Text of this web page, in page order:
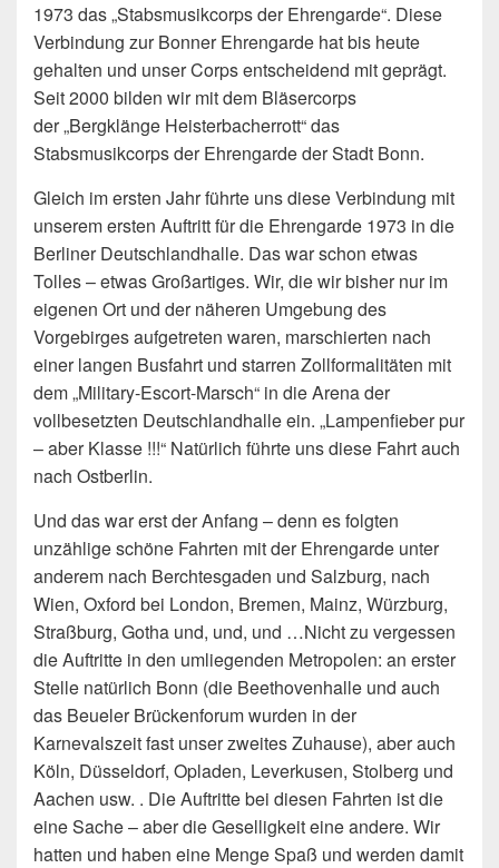
1973 das „Stabsmusikcorps der Ehrengarde“. Diese
Verbindung zur Bonner Ehrengarde hat bis heute
gehalten und unser Corps entscheidend mit geprägt.
Seit 2000 bilden wir mit dem Bläsercorps
der „Bergklänge Heisterbacherrott“ das
Stabsmusikcorps der Ehrengarde der Stadt Bonn.
Gleich im ersten Jahr führte uns diese Verbindung mit
unserem ersten Auftritt für die Ehrengarde 1973 in die
Berliner Deutschlandhalle. Das war schon etwas
Tolles – etwas Großartiges. Wir, die wir bisher nur im
eigenen Ort und der näheren Umgebung des
Vorgebirges aufgetreten waren, marschierten nach
einer langen Busfahrt und starren Zollformalitäten mit
dem „Military-Escort-Marsch“ in die Arena der
vollbesetzten Deutschlandhalle ein. „Lampenfieber pur
– aber Klasse !!!“ Natürlich führte uns diese Fahrt auch
nach Ostberlin.
Und das war erst der Anfang – denn es folgten
unzählige schöne Fahrten mit der Ehrengarde unter
anderem nach Berchtesgaden und Salzburg, nach
Wien, Oxford bei London, Bremen, Mainz, Würzburg,
Straßburg, Gotha und, und, und …Nicht zu vergessen
die Auftritte in den umliegenden Metropolen: an erster
Stelle natürlich Bonn (die Beethovenhalle und auch
das Beueler Brückenforum wurden in der
Karnevalszeit fast unser zweites Zuhause), aber auch
Köln, Düsseldorf, Opladen, Leverkusen, Stolberg und
Aachen usw. . Die Auftritte bei diesen Fahrten ist die
eine Sache – aber die Geselligkeit eine andere. Wir
hatten und haben eine Menge Spaß und werden damit